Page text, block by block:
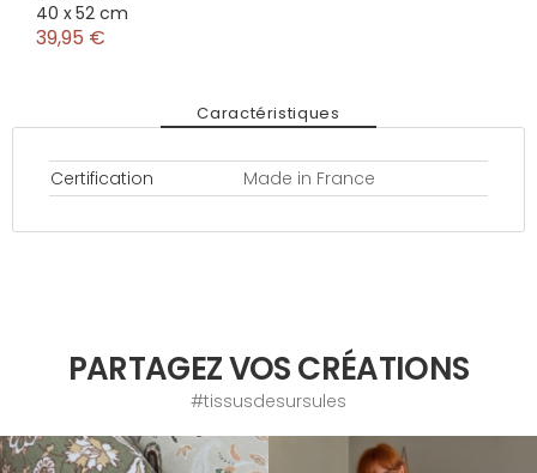
40 x 52 cm
39,95 €
Caractéristiques
Certification Made in France
PARTAGEZ VOS CRÉATIONS
#tissusdesursules